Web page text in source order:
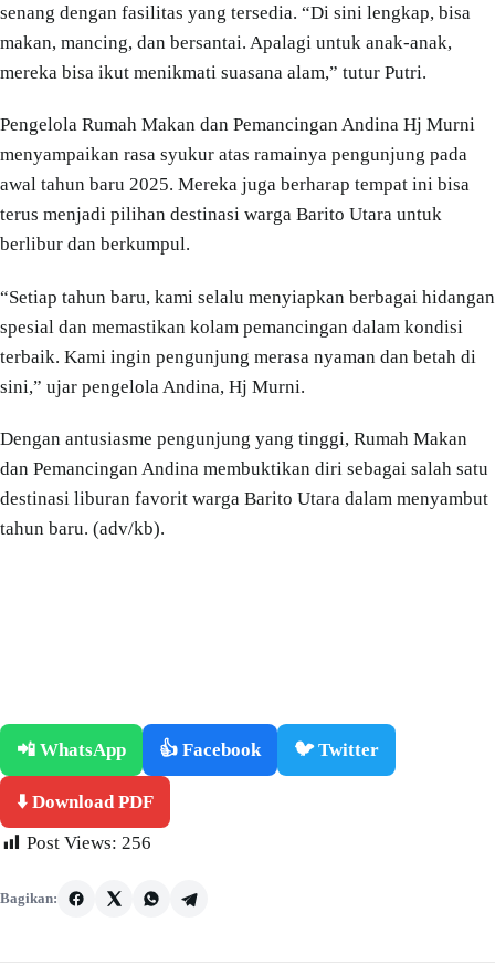
senang dengan fasilitas yang tersedia. “Di sini lengkap, bisa
makan, mancing, dan bersantai. Apalagi untuk anak-anak,
mereka bisa ikut menikmati suasana alam,” tutur Putri.
Pengelola Rumah Makan dan Pemancingan Andina Hj Murni
menyampaikan rasa syukur atas ramainya pengunjung pada
awal tahun baru 2025. Mereka juga berharap tempat ini bisa
terus menjadi pilihan destinasi warga Barito Utara untuk
berlibur dan berkumpul.
“Setiap tahun baru, kami selalu menyiapkan berbagai hidangan
spesial dan memastikan kolam pemancingan dalam kondisi
terbaik. Kami ingin pengunjung merasa nyaman dan betah di
sini,” ujar pengelola Andina, Hj Murni.
Dengan antusiasme pengunjung yang tinggi, Rumah Makan
dan Pemancingan Andina membuktikan diri sebagai salah satu
destinasi liburan favorit warga Barito Utara dalam menyambut
tahun baru. (adv/kb).
📲 WhatsApp 👍 Facebook 🐦 Twitter
⬇️ Download PDF
Post Views: 256
Bagikan: